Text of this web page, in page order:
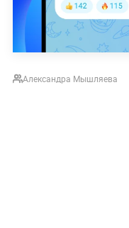
Александра Мышляева